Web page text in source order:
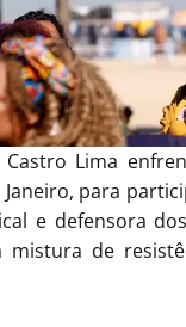
Lima
para
e defensora
de